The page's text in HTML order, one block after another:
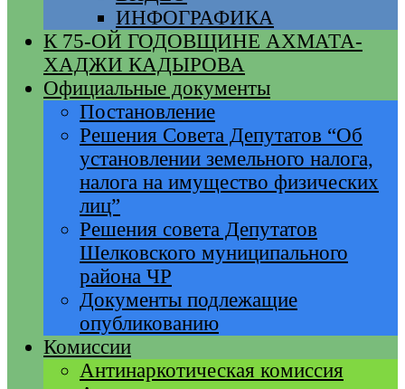
ИНФОГРАФИКА
К 75-ОЙ ГОДОВЩИНЕ АХМАТА-
ХАДЖИ КАДЫРОВА
Официальные документы
Постановление
Решения Совета Депутатов “Об
установлении земельного налога,
налога на имущество физических
лиц”
Решения совета Депутатов
Шелковского муниципального
района ЧР
Документы подлежащие
опубликованию
Комиссии
Антинаркотическая комиссия